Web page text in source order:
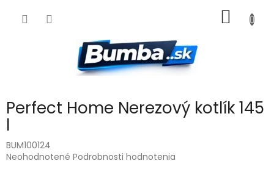
KOŠÍK
Perfect Home Nerezový kotlík 145
l
BUM100124
Priemerné
Neohodnotené Podrobnosti hodnotenia